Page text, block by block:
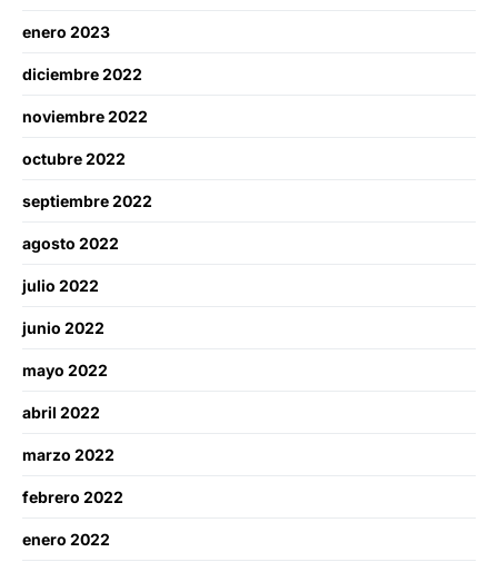
enero 2023
diciembre 2022
noviembre 2022
octubre 2022
septiembre 2022
agosto 2022
julio 2022
junio 2022
mayo 2022
abril 2022
marzo 2022
febrero 2022
enero 2022